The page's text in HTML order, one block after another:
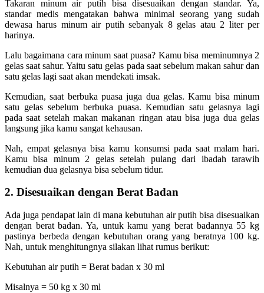
Takaran minum air putih bisa disesuaikan dengan standar. Ya,
standar medis mengatakan bahwa minimal seorang yang sudah
dewasa harus minum air putih sebanyak 8 gelas atau 2 liter per
harinya.
Lalu bagaimana cara minum saat puasa? Kamu bisa meminumnya 2
gelas saat sahur. Yaitu satu gelas pada saat sebelum makan sahur dan
satu gelas lagi saat akan mendekati imsak.
Kemudian, saat berbuka puasa juga dua gelas. Kamu bisa minum
satu gelas sebelum berbuka puasa. Kemudian satu gelasnya lagi
pada saat setelah makan makanan ringan atau bisa juga dua gelas
langsung jika kamu sangat kehausan.
Nah, empat gelasnya bisa kamu konsumsi pada saat malam hari.
Kamu bisa minum 2 gelas setelah pulang dari ibadah tarawih
kemudian dua gelasnya bisa sebelum tidur.
2. Disesuaikan dengan Berat Badan
Ada juga pendapat lain di mana kebutuhan air putih bisa disesuaikan
dengan berat badan. Ya, untuk kamu yang berat badannya 55 kg
pastinya berbeda dengan kebutuhan orang yang beratnya 100 kg.
Nah, untuk menghitungnya silakan lihat rumus berikut:
Kebutuhan air putih = Berat badan x 30 ml
Misalnya = 50 kg x 30 ml